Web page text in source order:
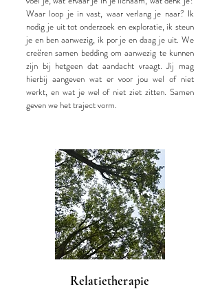
Waar loop je in vast, waar verlang je naar? Ik
nodig je uit tot onderzoek en exploratie, ik steun
je en ben aanwezig, ik por je en daag je uit. We
creëren samen bedding om aanwezig te kunnen
zijn bij hetgeen dat aandacht vraagt. Jij mag
hierbij aangeven wat er voor jou wel of niet
werkt, en wat je wel of niet ziet zitten. Samen
geven we het traject vorm.
Relatietherapie